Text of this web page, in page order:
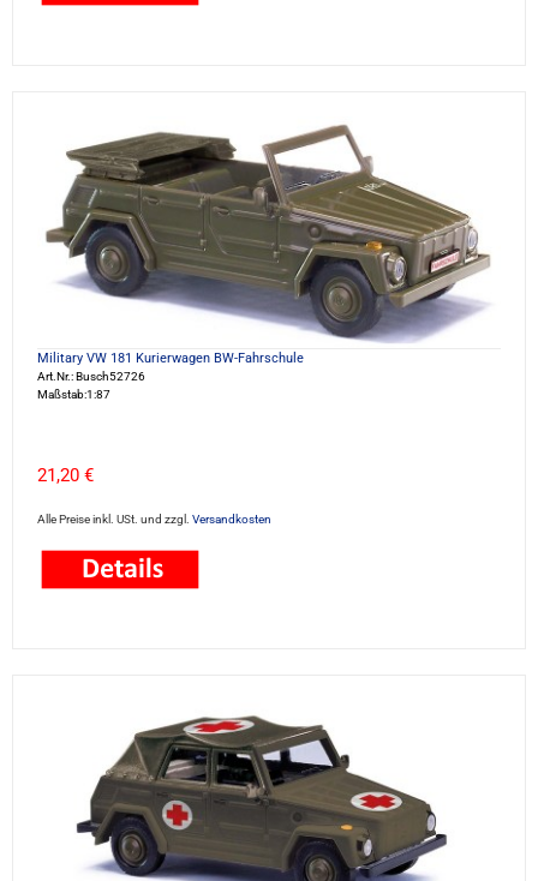
Military VW 181 Kurierwagen BW-Fahrschule
Art.Nr.: Busch52726
Maßstab:1:87
21,20 €
Alle Preise inkl. USt. und zzgl. Versandkosten